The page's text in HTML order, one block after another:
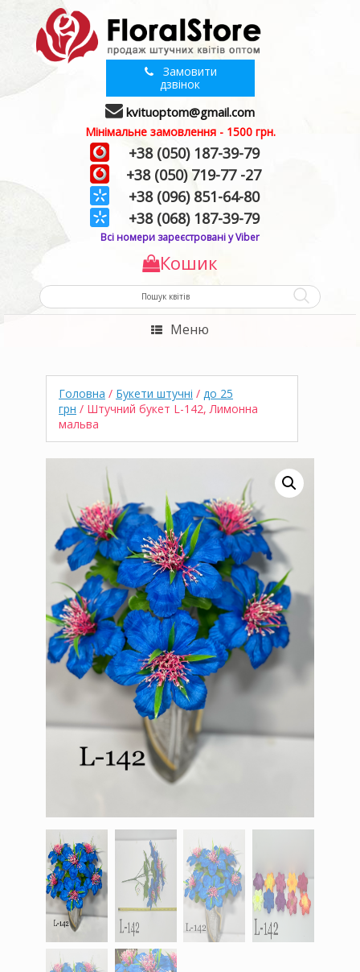
Замовити
дзвінок
kvituoptom@gmail.com
Мінімальне замовлення - 1500 грн.
+38 (050) 187-39-79
+38 (050) 719-77 -27
+38 (096) 851-64-80
+38 (068) 187-39-79
Всі номери зареєстровані у Viber
Кошик
Меню
Головна / Букети штучні / до 25
грн / Штучний букет L-142, Лимонна
мальва